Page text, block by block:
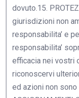
dovuto.15.
giurisdizioni non
responsabilita’ e
responsabilita’
efficacia nei vostri
riconoscervi
ed azioni non